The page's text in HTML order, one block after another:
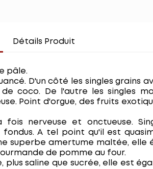
Détails Produit
pâle.
D'un côté les singles grains
coco. De l'autre les singles
Point d'orgue, des fruits
fois nerveuse et onctueuse.
A tel point qu'il est
superbe amertume maltée, elle
de pomme au four.
plus saline que sucrée, elle est